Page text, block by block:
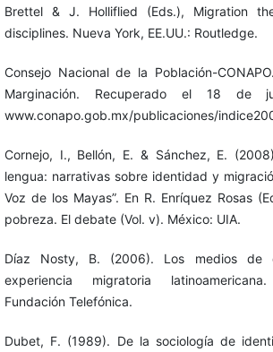
Brettel & J. Holliflied (Eds.), Migration
disciplines. Nueva York, EE.UU.: Routledge.
Consejo Nacional de la Población-
Marginación. Recuperado el 18 de
www.conapo.gob.mx/publicaciones/
Cornejo, I., Bellón, E. & Sánchez, E.
lengua: narrativas sobre identidad y
Voz de los Mayas”. En R. Enríquez Rosas
pobreza. El debate (Vol. v). México: UIA.
Díaz Nosty, B. (2006). Los medios de
experiencia migratoria
Fundación Telefónica.
Dubet, F. (1989). De la sociología de